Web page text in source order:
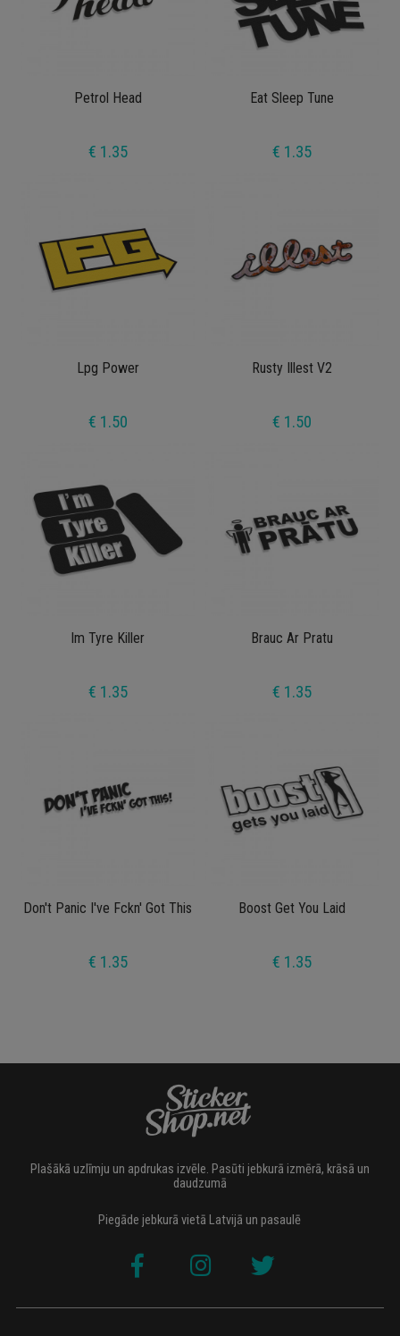
Petrol Head
€ 1.35
Eat Sleep Tune
€ 1.35
Lpg Power
€ 1.50
Rusty Illest V2
€ 1.50
Im Tyre Killer
€ 1.35
Brauc Ar Pratu
€ 1.35
Don't Panic I've Fckn' Got This
€ 1.35
Boost Get You Laid
€ 1.35
Plašākā uzlīmju un apdrukas izvēle. Pasūti jebkurā izmērā, krāsā un
daudzumā
Piegāde jebkurā vietā Latvijā un pasaulē